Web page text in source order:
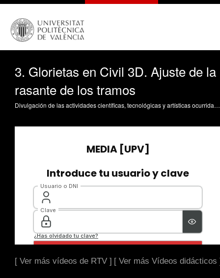
3. Glorietas en Civil 3D. Ajuste de la
rasante de los tramos
Divulgación de las actividades científicas, tecnológicas y artísticas ocurridas en los tres campus de la UPV
[ Ver más vídeos de RTV ] [ Ver más Vídeos didácticos